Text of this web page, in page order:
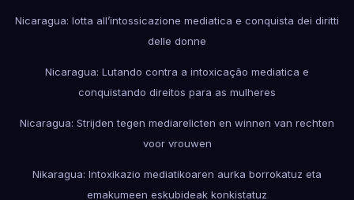
Nicaragua: lotta all’intossicazione mediatica e conquista dei diritti
delle donne
Nicaragua: Lutando contra a intoxicação mediatica e
conquistando direitos para as mulheres
Nicaragua: Strijden tegen mediarelicten en winnen van rechten
voor vrouwen
Nikaragua: Intoxikazio mediatikoaren aurka borrokatuz eta
emakumeen eskubideak konkistatuz